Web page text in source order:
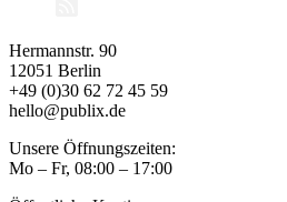
Hermannstr. 90
12051 Berlin
+49 (0)30 62 72 45 59
hello@publix.de
Unsere Öffnungszeiten:
Mo – Fr, 08:00 – 17:00